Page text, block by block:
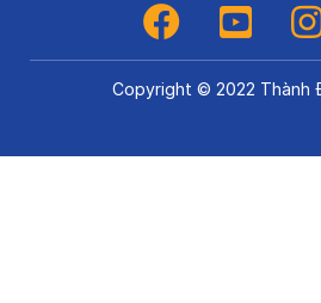
Copyright © 2022 Thành